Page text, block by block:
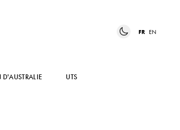
FR EN
D'AUSTRALIE UTS